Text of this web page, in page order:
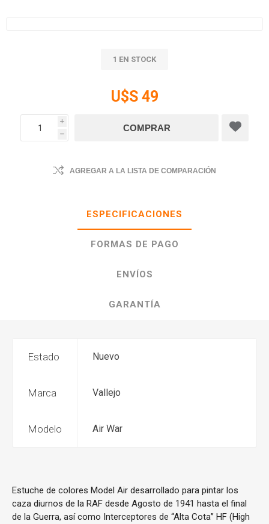
1 EN STOCK
U$S 49
i
h
AGREGAR A LA LISTA DE COMPARACIÓN
ESPECIFICACIONES
FORMAS DE PAGO
ENVÍOS
GARANTÍA
Estado Nuevo
Marca Vallejo
Modelo Air War
Estuche de colores Model Air desarrollado para pintar los
caza diurnos de la RAF desde Agosto de 1941 hasta el final
de la Guerra, así como Interceptores de “Alta Cota” HF (High